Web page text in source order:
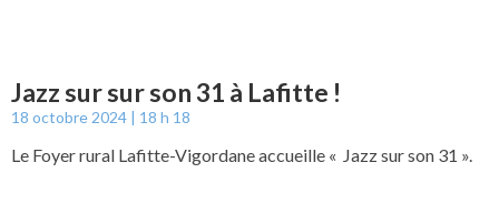
Jazz sur sur son 31 à Lafitte !
18 octobre 2024 18 h 18
Le Foyer rural Lafitte-Vigordane accueille « Jazz sur son 31 ».